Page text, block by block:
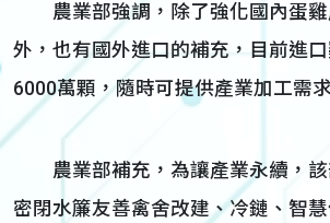
農業部強調，除了強化國內蛋雞
外，也有國外進口的補充，目前進
6000萬顆，隨時可提供產業加工需
農業部補充，為讓產業永續，該
密閉水簾友善禽舍改建、冷鏈、智